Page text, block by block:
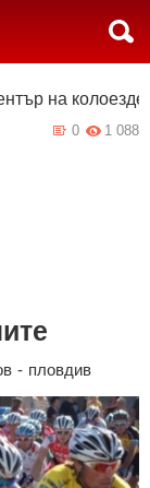
на
1 088
0
- пловдив